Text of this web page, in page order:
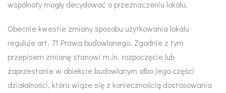
wspólnoty mogły decydować o przeznaczeniu lokalu.
Obecnie kwestie zmiany sposobu użytkowania lokalu
reguluje art. 71 Prawa budowlanego. Zgodnie z tym
przepisem zmianę stanowi m.in. rozpoczęcie lub
zaprzestanie w obiekcie budowlanym albo jego części
działalności, która wiąże się z koniecznością dostosowania